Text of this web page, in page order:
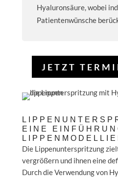
Hyaluronsäure, wobei
Patientenwünsche
JETZT
EINE
Die Lippenunterspritzung
vergrößern und ihnen eine
Durch die Verwendung von